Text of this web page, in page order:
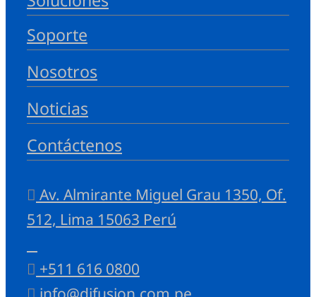
Soporte
Nosotros
Noticias
Contáctenos
Av. Almirante Miguel Grau 1350, Of.
512, Lima 15063 Perú
+511 616 0800